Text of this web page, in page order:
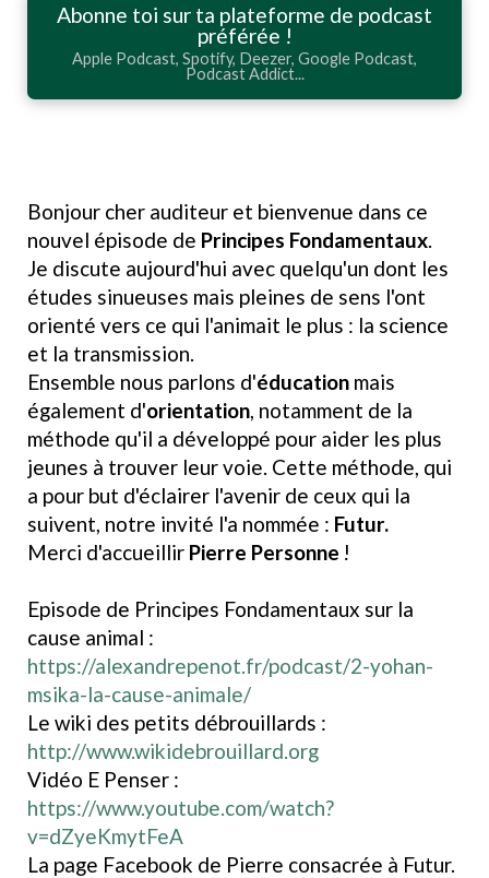
Abonne toi sur ta plateforme de podcast
préférée !
Apple Podcast, Spotify, Deezer, Google Podcast,
Podcast Addict...
Bonjour cher auditeur et bienvenue dans ce
nouvel épisode de Principes Fondamentaux.
Je discute aujourd'hui avec quelqu'un dont les
études sinueuses mais pleines de sens l'ont
orienté vers ce qui l'animait le plus : la science
et la transmission.
Ensemble nous parlons d'éducation mais
également d'orientation, notamment de la
méthode qu'il a développé pour aider les plus
jeunes à trouver leur voie. Cette méthode, qui
a pour but d'éclairer l'avenir de ceux qui la
suivent, notre invité l'a nommée : Futur.
Merci d'accueillir Pierre Personne !
Episode de Principes Fondamentaux sur la
cause animal :
https://alexandrepenot.fr/podcast/2-yohan-
msika-la-cause-animale/
Le wiki des petits débrouillards :
http://www.wikidebrouillard.org
Vidéo E Penser :
https://www.youtube.com/watch?
v=dZyeKmytFeA
La page Facebook de Pierre consacrée à Futur.